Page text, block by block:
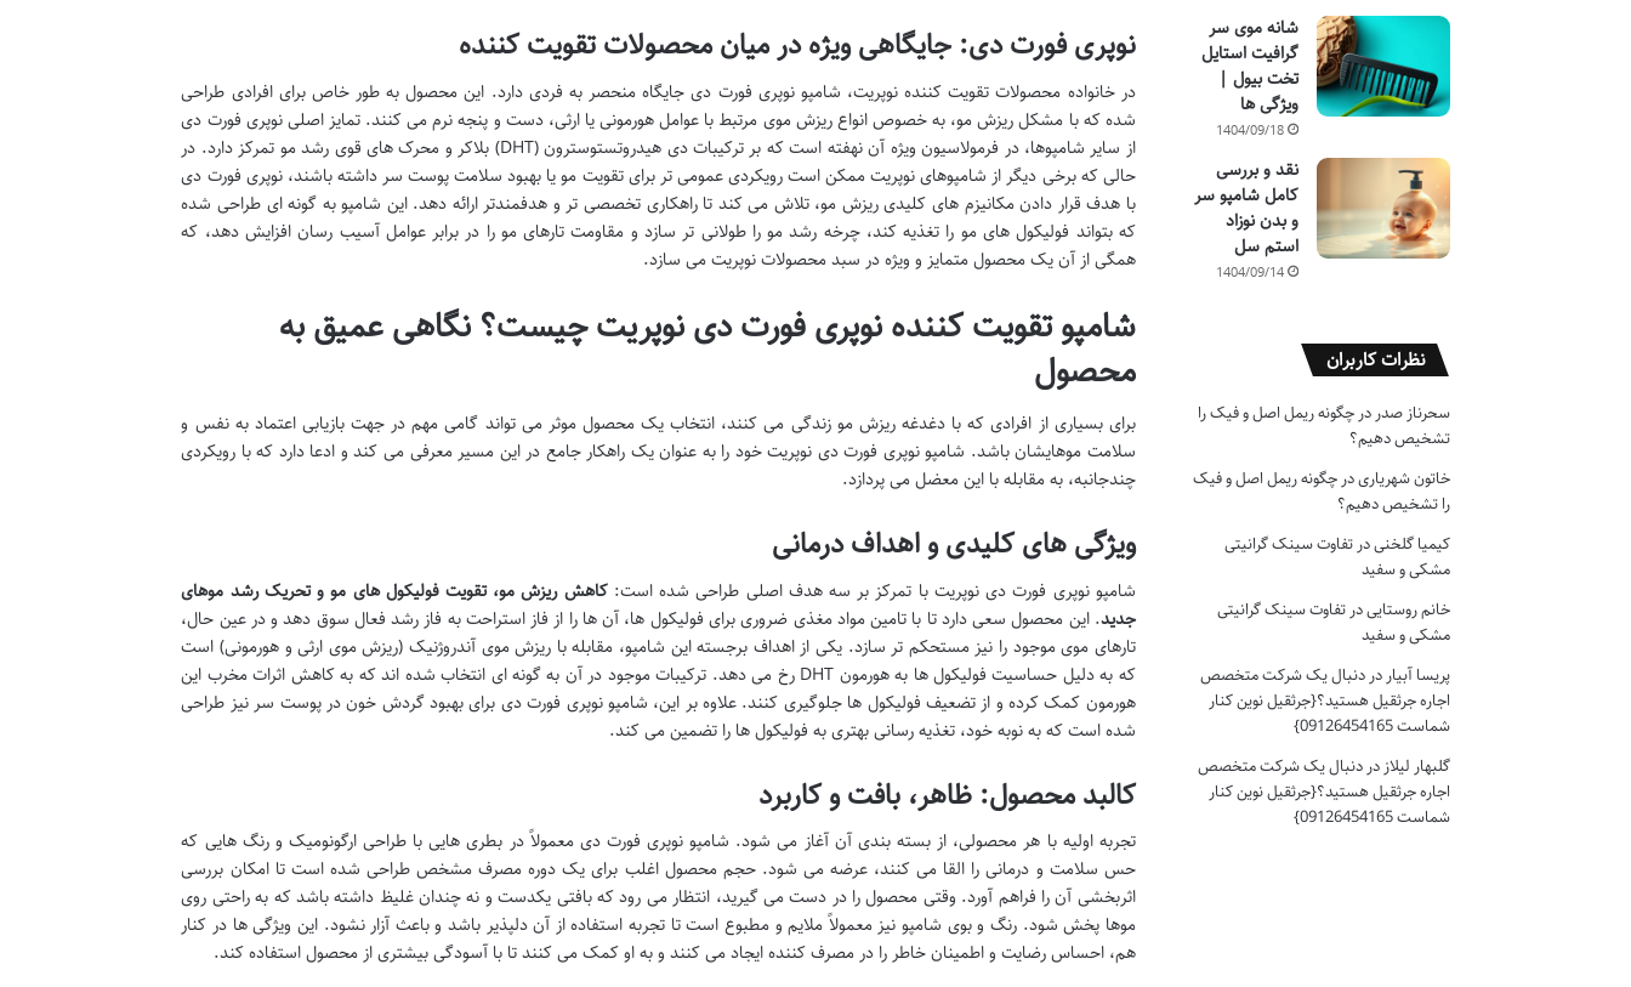
نوپری فورت دی: جایگاهی ویژه در میان محصولات تقویت کننده
در خانواده محصولات تقویت کننده نوپریت، شامپو نوپری فورت دی جایگاه منحصر به فردی دارد. این محصول به طور خاص برای افرادی طراحی
شده که با مشکل ریزش مو، به خصوص انواع ریزش موی مرتبط با عوامل هورمونی یا ارثی، دست و پنجه نرم می کنند. تمایز اصلی نوپری فورت دی
از سایر شامپوها، در فرمولاسیون ویژه آن نهفته است که بر ترکیبات دی هیدروتستوسترون (DHT) بلاکر و محرک های قوی رشد مو تمرکز دارد. در
حالی که برخی دیگر از شامپوهای نوپریت ممکن است رویکردی عمومی تر برای تقویت مو یا بهبود سلامت پوست سر داشته باشند، نوپری فورت دی
با هدف قرار دادن مکانیزم های کلیدی ریزش مو، تلاش می کند تا راهکاری تخصصی تر و هدفمندتر ارائه دهد. این شامپو به گونه ای طراحی شده
که بتواند فولیکول های مو را تغذیه کند، چرخه رشد مو را طولانی تر سازد و مقاومت تارهای مو را در برابر عوامل آسیب رسان افزایش دهد، که
همگی از آن یک محصول متمایز و ویژه در سبد محصولات نوپریت می سازد.
شامپو تقویت کننده نوپری فورت دی نوپریت چیست؟ نگاهی عمیق به
محصول
برای بسیاری از افرادی که با دغدغه ریزش مو زندگی می کنند، انتخاب یک محصول موثر می تواند گامی مهم در جهت بازیابی اعتماد به نفس و
سلامت موهایشان باشد. شامپو نوپری فورت دی نوپریت خود را به عنوان یک راهکار جامع در این مسیر معرفی می کند و ادعا دارد که با رویکردی
چندجانبه، به مقابله با این معضل می پردازد.
ویژگی های کلیدی و اهداف درمانی
شامپو نوپری فورت دی نوپریت با تمرکز بر سه هدف اصلی طراحی شده است:کاهش ریزش مو، تقویت فولیکول های مو و تحریک رشد موهای
جدید. این محصول سعی دارد تا با تامین مواد مغذی ضروری برای فولیکول ها، آن ها را از فاز استراحت به فاز رشد فعال سوق دهد و در عین حال،
تارهای موی موجود را نیز مستحکم تر سازد. یکی از اهداف برجسته این شامپو، مقابله با ریزش موی آندروژنیک (ریزش موی ارثی و هورمونی) است
که به دلیل حساسیت فولیکول ها به هورمون DHT رخ می دهد. ترکیبات موجود در آن به گونه ای انتخاب شده اند که به کاهش اثرات مخرب این
هورمون کمک کرده و از تضعیف فولیکول ها جلوگیری کنند. علاوه بر این، شامپو نوپری فورت دی برای بهبود گردش خون در پوست سر نیز طراحی
شده است که به نوبه خود، تغذیه رسانی بهتری به فولیکول ها را تضمین می کند.
کالبد محصول: ظاهر، بافت و کاربرد
تجربه اولیه با هر محصولی، از بسته بندی آن آغاز می شود. شامپو نوپری فورت دی معمولاً در بطری هایی با طراحی ارگونومیک و رنگ هایی که
حس سلامت و درمانی را القا می کنند، عرضه می شود. حجم محصول اغلب برای یک دوره مصرف مشخص طراحی شده است تا امکان بررسی
اثربخشی آن را فراهم آورد. وقتی محصول را در دست می گیرید، انتظار می رود که بافتی یکدست و نه چندان غلیظ داشته باشد که به راحتی روی
موها پخش شود. رنگ و بوی شامپو نیز معمولاً ملایم و مطبوع است تا تجربه استفاده از آن دلپذیر باشد و باعث آزار نشود. این ویژگی ها در کنار
هم، احساس رضایت و اطمینان خاطر را در مصرف کننده ایجاد می کنند و به او کمک می کنند تا با آسودگی بیشتری از محصول استفاده کند.
شانه موی سر
گرافیت استایل
تخت بیول |
ویژگی ها
1404/09/18
نقد و بررسی
کامل شامپو سر
و بدن نوزاد
استم سل
1404/09/14
نظرات کاربران
سحرناز صدر درچگونه ریمل اصل و فیک را
تشخیص دهیم؟
خاتون شهریاریدرچگونه ریمل اصل و فیک
را تشخیص دهیم؟
کیمیا گلخنیدرتفاوت سینک گرانیتی
مشکی و سفید
خانم روستاییدرتفاوت سینک گرانیتی
مشکی و سفید
پریسا آبیار دردنبال یک شرکت متخصص
اجاره جرثقیل هستید؟{جرثقیل نوین کنار
شماست 09126454165}
گلبهار لیلاز دردنبال یک شرکت متخصص
اجاره جرثقیل هستید؟{جرثقیل نوین کنار
شماست 09126454165}